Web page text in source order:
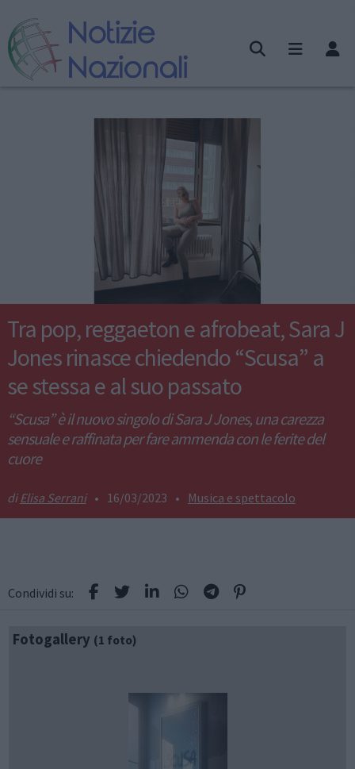
Tra pop, reggaeton e afrobeat, Sara J
Jones rinasce chiedendo “Scusa” a
se stessa e al suo passato
“Scusa” è il nuovo singolo di Sara J Jones, una carezza
sensuale e raffinata per fare ammenda con le ferite del
cuore
Elisa Serrani • 16/03/2023 • Musica e spettacolo
Condividi su:
Fotogallery (1 foto)